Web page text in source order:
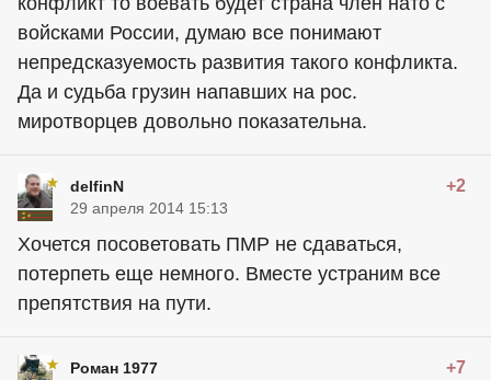
войсками России, думаю все понимают
непредсказуемость развития такого конфликта.
Да и судьба грузин напавших на рос.
миротворцев довольно показательна.
delfinN +2
29 апреля 2014 15:13
Хочется посоветовать ПМР не сдаваться,
потерпеть еще немного. Вместе устраним все
препятствия на пути.
Роман 1977 +7